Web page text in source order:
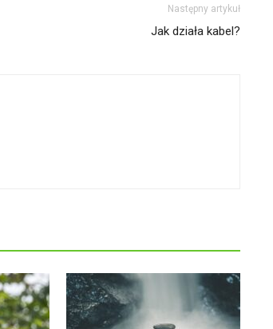
Następny artykuł
Jak działa kabel?